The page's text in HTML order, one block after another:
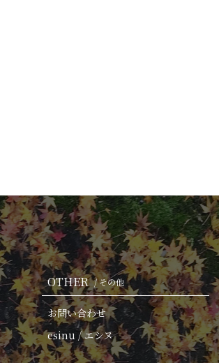
OTHER / その他
お問い合わせ
esinu / エシヌ